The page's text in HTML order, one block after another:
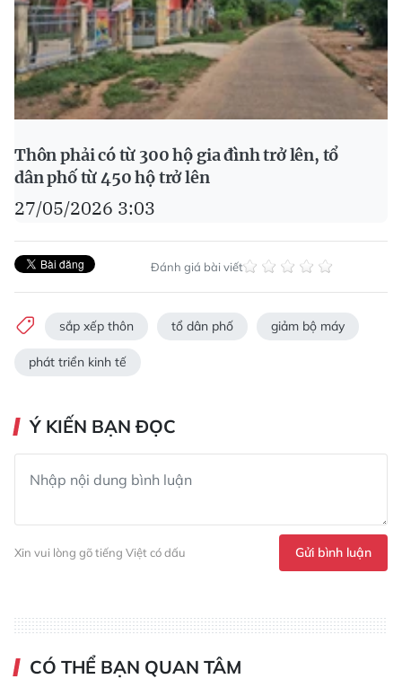
Thôn phải có từ 300 hộ gia đình trở lên, tổ
dân phố từ 450 hộ trở lên
27/05/2026 3:03
Đánh giá bài viết
sắp xếp thôn tổ dân phố giảm bộ máy
phát triển kinh tế
Ý KIẾN BẠN ĐỌC
Xin vui lòng gõ tiếng Việt có dấu Gửi bình luận
CÓ THỂ BẠN QUAN TÂM